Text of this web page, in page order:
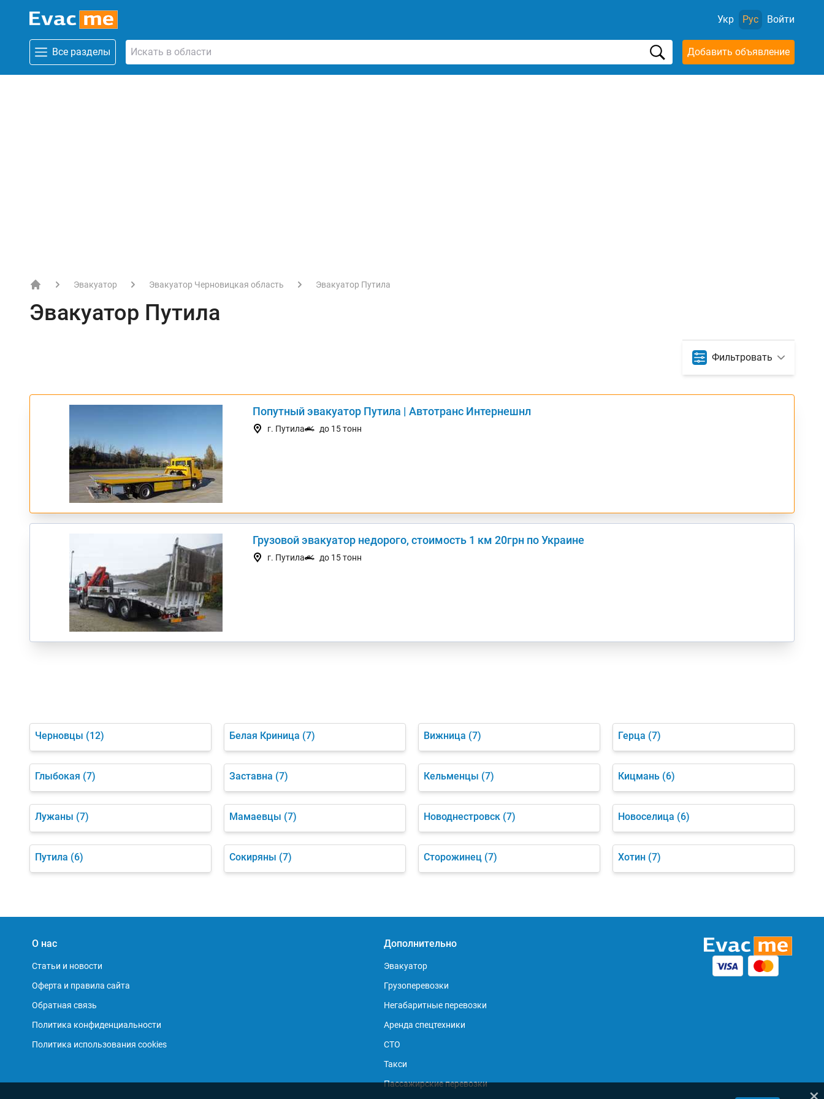
Укр Рус Войти
Все разделы Добавить объявление
Эвакуатор Эвакуатор Черновицкая область Эвакуатор Путила
Эвакуатор Путила
Фильтровать
Попутный эвакуатор Путила | Автотранс Интернешнл
г. Путила до 15 тонн
Грузовой эвакуатор недорого, стоимость 1 км 20грн по Украине
г. Путила до 15 тонн
Черновцы (12) Белая Криница (7) Вижница (7) Герца (7)
Глыбокая (7) Заставна (7) Кельменцы (7) Кицмань (6)
Лужаны (7) Мамаевцы (7) Новоднестровск (7) Новоселица (6)
Путила (6) Сокиряны (7) Сторожинец (7) Хотин (7)
О нас
Статьи и новости
Оферта и правила сайта
Обратная связь
Политика конфиденциальности
Политика использования cookies
Дополнительно
Эвакуатор
Грузоперевозки
Негабаритные перевозки
Аренда спецтехники
СТО
Такси
Пассажирские перевозки